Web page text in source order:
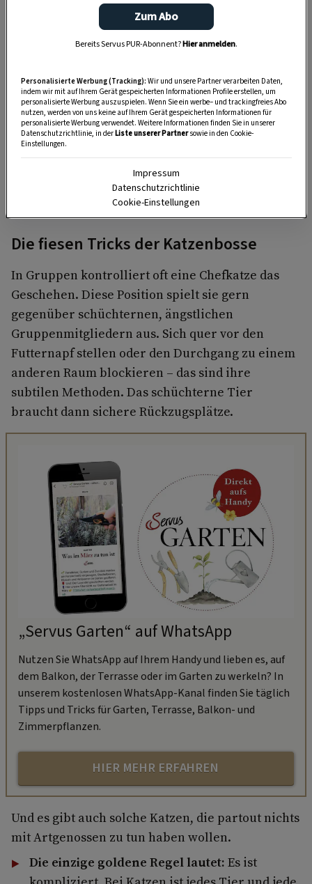
TIERE
Die Duftsprache der Katzen
Die fiesen Tricks der Katzenbosse
In Gruppen kontrolliert oft eine Chefkatze das
Geschehen. Diese Position spielt sie gern
gegenüber schüchternen, ängstlichen
Gruppenmitgliedern aus. Sich quer vor den
Futternapf stellen oder den Durchgang zu einem
anderen Raum blockieren – das sind ihre
subtilen Methoden. Das schüchterne Tier
braucht dann sichere Rückzugsplätze.
„Servus Garten“ auf WhatsApp
Nutzen Sie WhatsApp auf Ihrem Handy und lieben es, auf
dem Balkon, der Terrasse oder im Garten zu werkeln? In
unserem kostenlosen WhatsApp-Kanal finden Sie täglich
Tipps und Tricks für Garten, Terrasse, Balkon- und
Zimmerpflanzen.
HIER MEHR ERFAHREN
Und es gibt auch solche Katzen, die partout nichts
mit Artgenossen zu tun haben wollen.
Die einzige goldene Regel lautet: Es ist
Zum Abo
Bereits Servus PUR-Abonnent?Hier anmelden.
Personalisierte Werbung (Tracking): Wir und unsere Partner verarbeiten Daten,
indem wir mit auf Ihrem Gerät gespeicherten Informationen Profile erstellen, um
personalisierte Werbung auszuspielen. Wenn Sie ein werbe– und trackingfreies Abo
nutzen, werden von uns keine auf Ihrem Gerät gespeicherten Informationen für
personalisierte Werbung verwendet. Weitere Informationen finden Sie in unserer
Datenschutzrichtlinie, in derListe unserer Partnersowie in den Cookie-
Einstellungen.
Impressum
Datenschutzrichtlinie
Cookie-Einstellungen